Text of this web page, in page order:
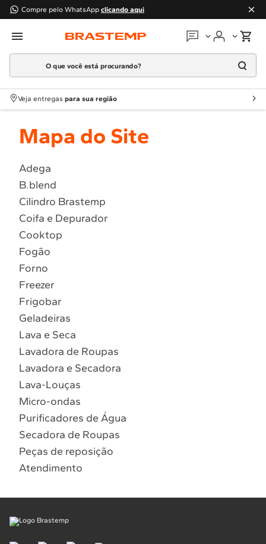
Compre pelo WhatsApp clicando aqui
Em que podemos
Atendimento Brastemp
Localizar assistência técnica
O que você está procurando?
Termos mais buscados
1º Geladeira
2
Fogao
4 º Lava Louça
5 º Cooktop
6º Microondas Brastemp
7º Forno
8º Embutir
9º Lava Seca
Veja entregas para sua região
Mapa do Site
Adega
B.blend
Cilindro Brastemp
Coifa e Depurador
Cooktop
Fogão
Forno
Freezer
Frigobar
Geladeiras
Lava e Seca
Lavadora de Roupas
Lavadora e Secadora
Lava-Louças
Micro-ondas
Purificadores de Água
Secadora de Roupas
Peças de reposição
Atendimento